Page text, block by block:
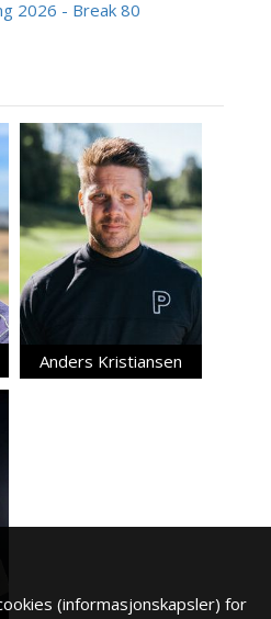
2026 - Break 80
Anders Kristiansen
(informasjonskapsler) for